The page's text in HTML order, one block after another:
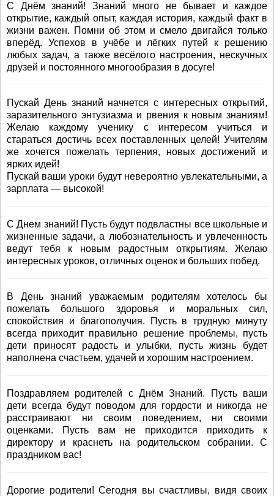
С Днём знаний! Знаний много не бывает и каждое
открытие, каждый опыт, каждая история, каждый факт в
жизни важен. Помни об этом и смело двигайся только
вперёд. Успехов в учёбе и лёгких путей к решению
любых задач, а также весёлого настроения, нескучных
друзей и постоянного многообразия в досуге!
Пускай День знаний начнется с интересных открытий,
заразительного энтузиазма и рвения к новым знаниям!
Желаю каждому ученику с интересом учиться и
стараться достичь всех поставленных целей! Учителям
же хочется пожелать терпения, новых достижений и
ярких идей!
Пускай ваши уроки будут невероятно увлекательными, а
зарплата — высокой!
С Днем знаний! Пусть будут подвластны все школьные и
жизненные задачи, а любознательность и увлеченность
ведут тебя к новым радостным открытиям. Желаю
интересных уроков, отличных оценок и больших побед.
В День знаний уважаемым родителям хотелось бы
пожелать большого здоровья и моральных сил,
спокойствия и благополучия. Пусть в трудную минуту
всегда приходит правильно решение проблемы, пусть
дети приносят радость и улыбки, пусть жизнь будет
наполнена счастьем, удачей и хорошим настроением.
Поздравляем родителей с Днём Знаний. Пусть ваши
дети всегда будут поводом для гордости и никогда не
расстраивают ни своим поведением, ни своими
оценками. Пусть вам не приходится приходить к
директору и краснеть на родительском собрании. С
праздником вас!
Дорогие родители! Сегодня вы счастливы, видя своих